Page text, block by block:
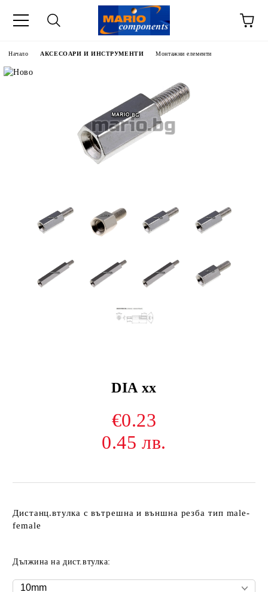
Начало АКСЕСОАРИ И ИНСТРУМЕНТИ Монтажни елементи
DIA xx
€0.23
0.45 лв.
Дистанц.втулка с вътрешна и външна резба тип male-
female
Дължина на дист.втулка: